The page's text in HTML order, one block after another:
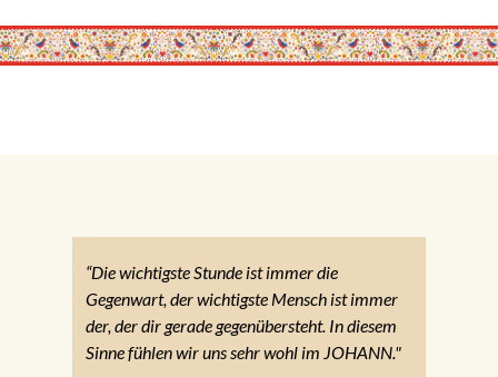
“Die wichtigste Stunde ist immer die
Gegenwart, der wichtigste Mensch ist immer
der, der dir gerade gegenübersteht. In diesem
Sinne fühlen wir uns sehr wohl im JOHANN."